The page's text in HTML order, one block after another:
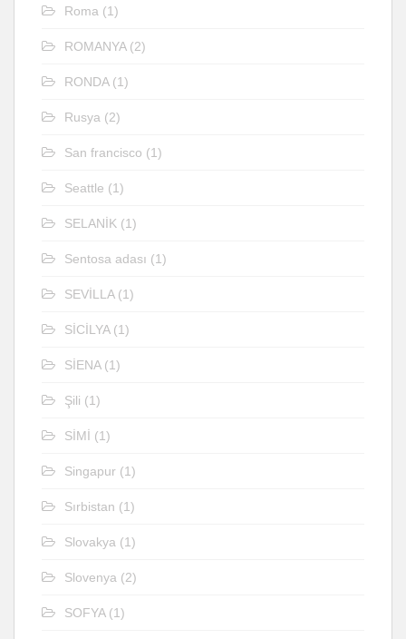
Roma (1)
ROMANYA(2)
RONDA(1)
Rusya (2)
San francisco (1)
Seattle (1)
SELANİK (1)
Sentosa adası (1)
SEVİLLA(1)
SİCİLYA(1)
SİENA(1)
Şili (1)
SİMİ (1)
Singapur (1)
Sırbistan (1)
Slovakya (1)
Slovenya (2)
SOFYA(1)